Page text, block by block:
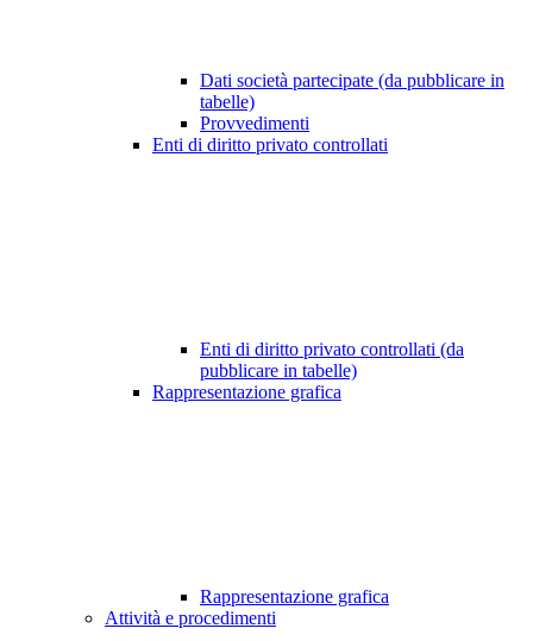
Dati società partecipate (da pubblicare in
tabelle)
Provvedimenti
Enti di diritto privato controllati
Enti di diritto privato controllati (da
pubblicare in tabelle)
Rappresentazione grafica
Rappresentazione grafica
Attività e procedimenti